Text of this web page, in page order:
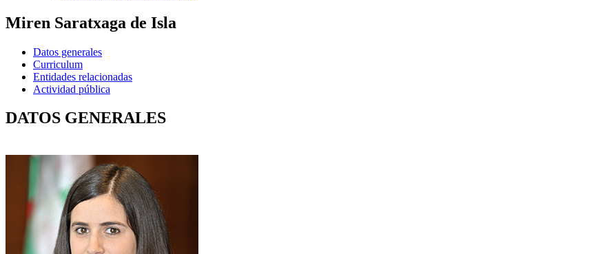
Miren Saratxaga de Isla
Datos generales
Curriculum
Entidades relacionadas
Actividad pública
DATOS GENERALES